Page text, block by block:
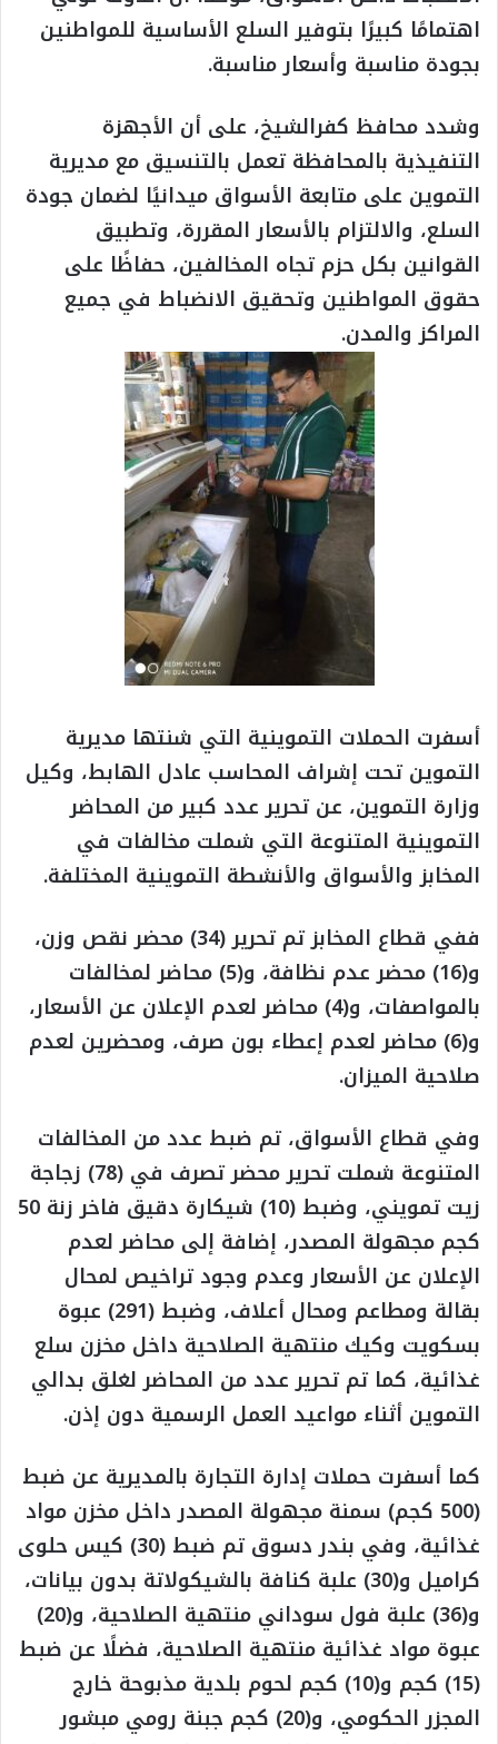
اهتمامًا كبيرًا بتوفير السلع الأساسية للمواطنين
بجودة مناسبة وأسعار مناسبة.
وشدد محافظ كفرالشيخ، على أن الأجهزة
التنفيذية بالمحافظة تعمل بالتنسيق مع مديرية
التموين على متابعة الأسواق ميدانيًا لضمان جودة
السلع، والالتزام بالأسعار المقررة، وتطبيق
القوانين بكل حزم تجاه المخالفين، حفاظًا على
حقوق المواطنين وتحقيق الانضباط في جميع
المراكز والمدن.
أسفرت الحملات التموينية التي شنتها مديرية
التموين تحت إشراف المحاسب عادل الهابط، وكيل
وزارة التموين، عن تحرير عدد كبير من المحاضر
التموينية المتنوعة التي شملت مخالفات في
المخابز والأسواق والأنشطة التموينية المختلفة.
ففي قطاع المخابز تم تحرير (34) محضر نقص وزن،
و(16) محضر عدم نظافة، و(5) محاضر لمخالفات
بالمواصفات، و(4) محاضر لعدم الإعلان عن الأسعار،
و(6) محاضر لعدم إعطاء بون صرف، ومحضرين لعدم
صلاحية الميزان.
وفي قطاع الأسواق، تم ضبط عدد من المخالفات
المتنوعة شملت تحرير محضر تصرف في (78) زجاجة
زيت تمويني، وضبط (10) شيكارة دقيق فاخر زنة 50
كجم مجهولة المصدر، إضافة إلى محاضر لعدم
الإعلان عن الأسعار وعدم وجود تراخيص لمحال
بقالة ومطاعم ومحال أعلاف، وضبط (291) عبوة
بسكويت وكيك منتهية الصلاحية داخل مخزن سلع
غذائية، كما تم تحرير عدد من المحاضر لغلق بدالي
التموين أثناء مواعيد العمل الرسمية دون إذن.
كما أسفرت حملات إدارة التجارة بالمديرية عن ضبط
(500 كجم) سمنة مجهولة المصدر داخل مخزن مواد
غذائية، وفي بندر دسوق تم ضبط (30) كيس حلوى
كراميل و(30) علبة كنافة بالشيكولاتة بدون بيانات،
و(36) علبة فول سوداني منتهية الصلاحية، و(20)
عبوة مواد غذائية منتهية الصلاحية، فضلًا عن ضبط
(15) كجم و(10) كجم لحوم بلدية مذبوحة خارج
المجزر الحكومي، و(20) كجم جبنة رومي مبشور